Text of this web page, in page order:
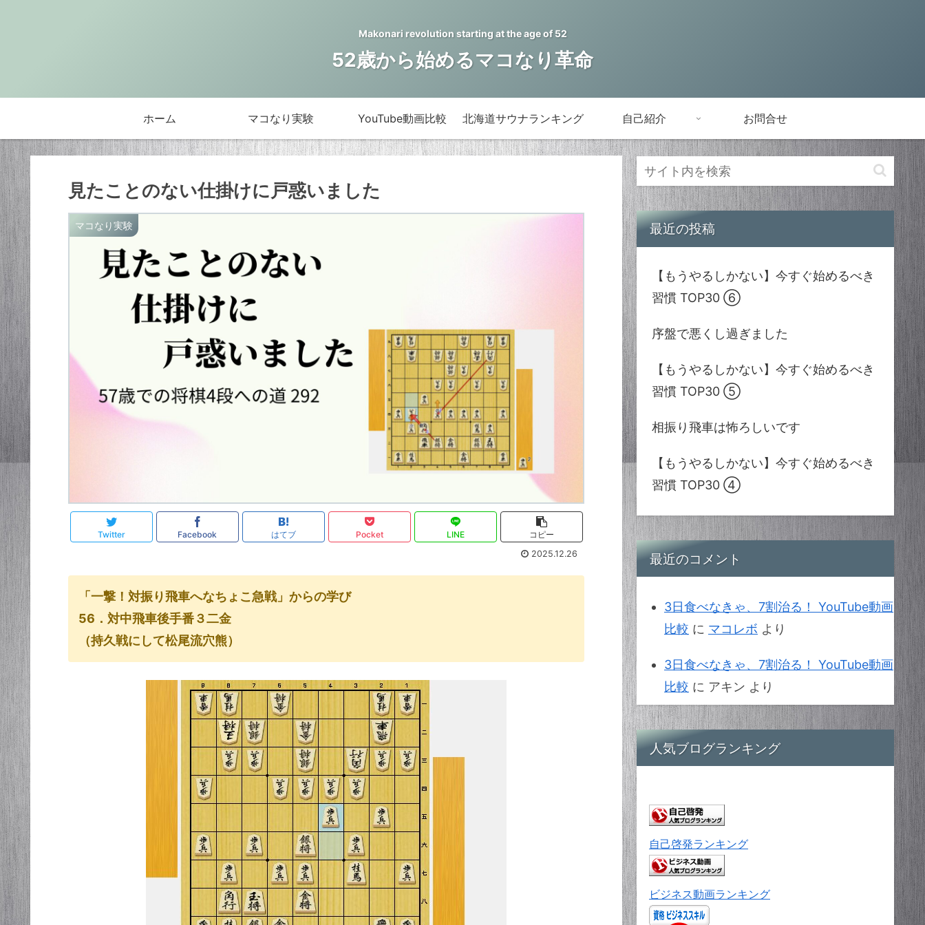
Makonari revolution starting at the age of 52
52歳から始めるマコなり革命
ホーム マコなり実験 YouTube動画比較 北海道サウナランキング 自己紹介 お問合せ
見たことのない仕掛けに戸惑いました
マコなり実験
Twitter Facebook はてブ Pocket LINE
コピー
2025.12.26
「一撃！対振り飛車へなちょこ急戦」からの学び
56．対中飛車後手番３二金
（持久戦にして松尾流穴熊）
最近の投稿
【もうやるしかない】今すぐ始めるべき
習慣 TOP30 ⑥
序盤で悪くし過ぎました
【もうやるしかない】今すぐ始めるべき
習慣 TOP30 ⑤
相振り飛車は怖ろしいです
【もうやるしかない】今すぐ始めるべき
習慣 TOP30 ④
最近のコメント
3日食べなきゃ、7割治る！ YouTube動画
比較 に マコレボ より
3日食べなきゃ、7割治る！ YouTube動画
比較 に アキン より
人気ブログランキング
自己啓発ランキング
ビジネス動画ランキング